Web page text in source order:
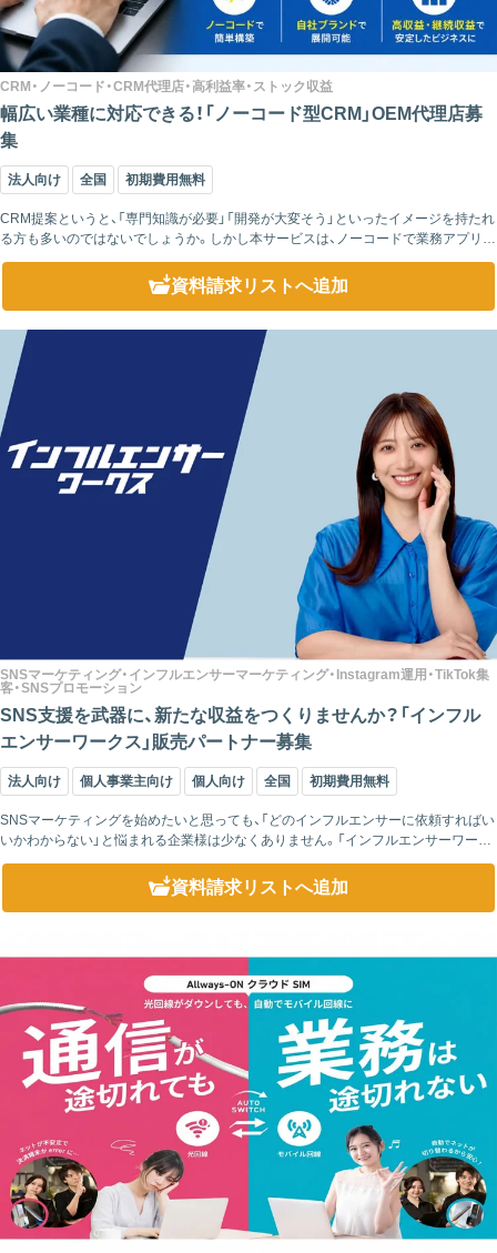
CRM・ノーコード・CRM代理店・高利益率・ストック収益
幅広い業種に対応できる！「ノーコード型CRM」OEM代理店募
集
法人向け 全国 初期費用無料
CRM提案というと、「専門知識が必要」「開発が大変そう」といったイメージを持たれ
る方も多いのではないでしょうか。しかし本サービスは、ノーコードで業務アプリを
資料請求リストへ追加
SNSマーケティング・インフルエンサーマーケティング・Instagram運用・TikTok集
客・SNSプロモーション
SNS支援を武器に、新たな収益をつくりませんか？「インフル
エンサーワークス」販売パートナー募集
法人向け 個人事業主向け 個人向け 全国 初期費用無料
SNSマーケティングを始めたいと思っても、「どのインフルエンサーに依頼すればい
いかわからない」と悩まれる企業様は少なくありません。「インフルエンサーワーク
ス」では、20,000名以上の登録インフルエンサーの中から、商材やターゲットに合
資料請求リストへ追加